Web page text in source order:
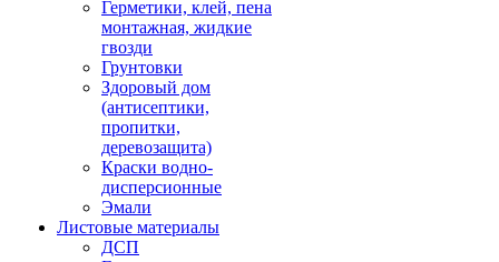
Герметики, клей, пена
монтажная, жидкие
гвозди
Грунтовки
Здоровый дом
(антисептики,
пропитки,
деревозащита)
Краски водно-
дисперсионные
Эмали
Листовые материалы
ДСП